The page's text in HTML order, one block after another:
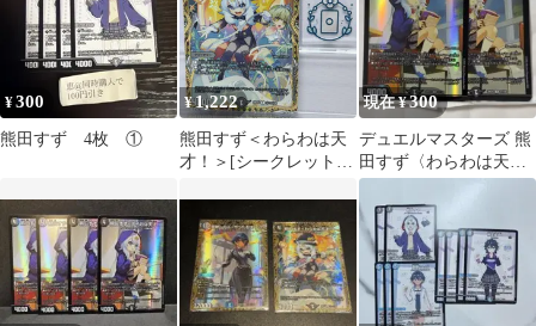
¥300
熊田すず 4枚 ①
¥1,222
熊田すず＜わらわは天
才！＞[シークレット]
ラ娘100%パック
現在 ¥300
デュエルマスターズ 熊
田すず〈わらわは天
才！〉